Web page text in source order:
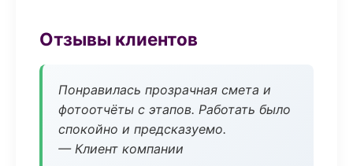
Отзывы клиентов
Понравилась прозрачная смета и
фотоотчёты с этапов. Работать было
спокойно и предсказуемо.
— Клиент компании